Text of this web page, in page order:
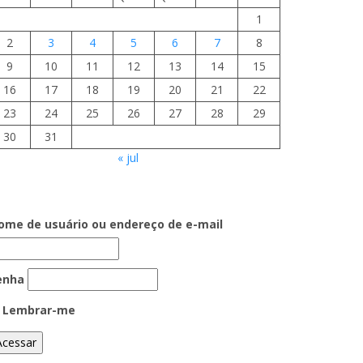
1
2
3 4 5 6 7
8
9
10 11 12 13 14
15
16
17 18 19 20 21
22
23
24 25 26 27 28
29
30
31
« jul
de usuário ou endereço de e-mail
Lembrar-me